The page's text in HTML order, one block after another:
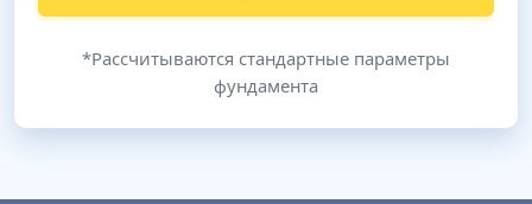
*Рассчитываются стандартные параметры
фундамента